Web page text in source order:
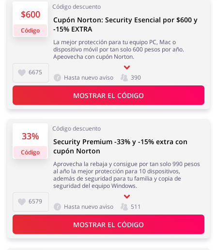
Salud y Belleza
Electrónica y
Electrodomésticos
Regalos y Flores Supermercado
Hogar y Jardín Deporte y Hobby
Megatiendas
AÑADE UN CUPÓN
$600
Código
Código descuento
6675
Cupón Norton: Security Esencial por $600 y
-15% EXTRA
La mejor protección para tu equipo PC, Mac o
dispositivo móvil por tan solo 600 pesos por año.
Apeovecha con cupón Norton.
Hasta nuevo aviso 390
MOSTRAR EL CÓDIGO
33%
Código
Código descuento
6579
Security Premium -33% y -15% extra con
cupón Norton
Aprovecha la rebaja y consigue por tan solo 990 pesos
al año la mejor protección para 10 dispositivos,
además de seguridad para tu familia y copia de
seguridad del equipo Windows.
Hasta nuevo aviso 511
MOSTRAR EL CÓDIGO